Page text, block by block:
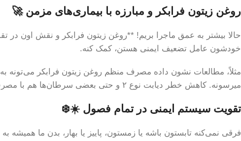
روغن زیتون فرابکر و مبارزه با بیماری‌های مزمن 🚀
حالا بیشتر به عمق ماجرا بریم! **روغن زیتون فرابکر و نقش اون در
خودشون عامل تضعیف ایمنی هستن، کمک کنه.
مثلاً، مطالعات نشون داده مصرف منظم روغن زیتون فرابکر می‌تونه
میرسونه. کاهش خطر دیابت نوع ۲ و حتی بعضی سرطان‌ها هم با مصرف این روغن گره خورده.
تقویت سیستم ایمنی در تمام فصول ☀️❄️
فرقی نمی‌کنه تابستون باشه یا زمستون، پاییز یا بهار، بدن ما